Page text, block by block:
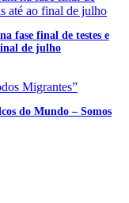
fase final de testes e
de julho
do Mundo – Somos